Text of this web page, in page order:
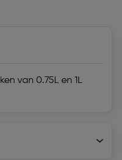
van 0.75L en 1L